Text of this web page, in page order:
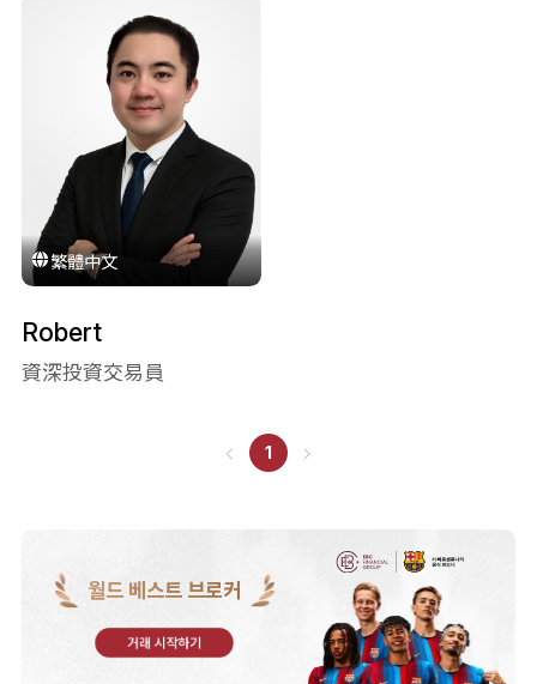
繁體中文
Robert
資深投資交易員
1
월드 베스트 브로커
거래 시작하기